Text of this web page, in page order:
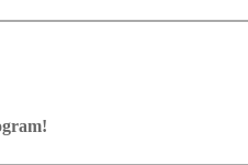
with board graphics, notation